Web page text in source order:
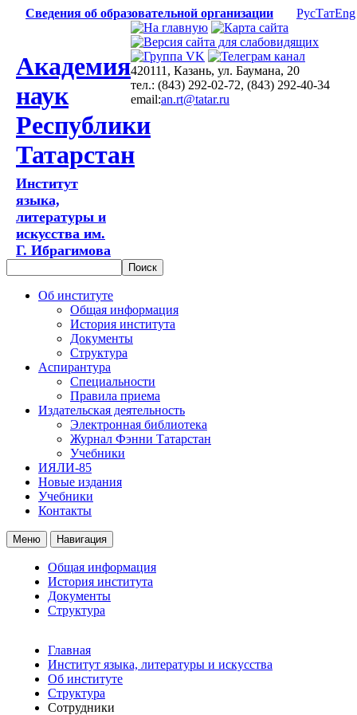
Сведения об образовательной организации РусТатEng
Академия
наук
Республики
Татарстан
Институт
языка,
литературы и
искусства им.
Г. Ибрагимова
420111, Казань, ул. Баумана, 20
тел.: (843) 292-02-72, (843) 292-40-34
email:an.rt@tatar.ru
Об институте
Общая информация
История института
Документы
Структура
Аспирантура
Специальности
Правила приема
Издательская деятельность
Электронная библиотека
Журнал Фэнни Татарстан
Учебники
ИЯЛИ-85
Новые издания
Учебники
Контакты
Меню Навигация
Общая информация
История института
Документы
Структура
Главная
Институт языка, литературы и искусства
Об институте
Структура
Сотрудники